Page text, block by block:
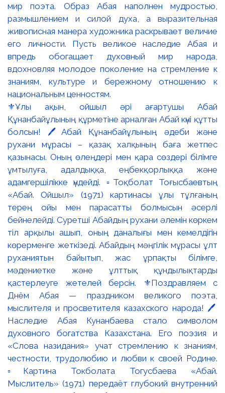
⚜️Ұлы ақын, ойшыл әрі ағартушы Абай
Құнанбайұлының құрметіне арналған Абай күні құтты
болсын! 🖊️Абай Құнанбайұлының әдеби және
рухани мұрасы – қазақ халқының баға жетпес
қазынасы. Оның өлеңдері мен қара сөздері білімге
ұмтылуға, адалдыққа, еңбекқорлыққа және
адамгершілікке үндейді. ▫️Тоқболат Тоғысбаевтың
«Абай. Ойшыл» (1971) картинасы ұлы тұлғаның
терең ойы мен парасатты болмысын әсерлі
бейнелейді. Суретші Абайдың рухани әлемін көркем
тіл арқылы ашып, оның даналығы мен кемелдігін
көрерменге жеткізеді. Абайдың мәңгілік мұрасы ұлт
руханиятын байытып, жас ұрпақты білімге,
мәдениетке және ұлттық құндылықтарды
қастерлеуге жетелей берсін. ⚜️Поздравляем с
Днём Абая — праздником великого поэта,
мыслителя и просветителя казахского народа! 🖊️
Наследие Абая Кунанбаева стало символом
духовного богатства Казахстана. Его поэзия и
«Слова назидания» учат стремлению к знаниям,
честности, трудолюбию и любви к своей Родине.
▫️Картина Токболата Тогусбаева «Абай.
Мыслитель» (1971) передаёт глубокий внутренний